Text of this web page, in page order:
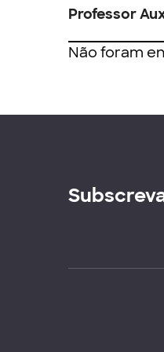
Professor
Não foram